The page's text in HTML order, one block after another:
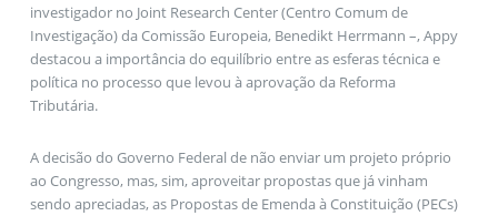
investigador no Joint Research Center (Centro Comum de
Investigação) da Comissão Europeia, Benedikt Herrmann –, Appy
destacou a importância do equilíbrio entre as esferas técnica e
política no processo que levou à aprovação da Reforma
Tributária.
A decisão do Governo Federal de não enviar um projeto próprio
ao Congresso, mas, sim, aproveitar propostas que já vinham
sendo apreciadas, as Propostas de Emenda à Constituição (PECs)